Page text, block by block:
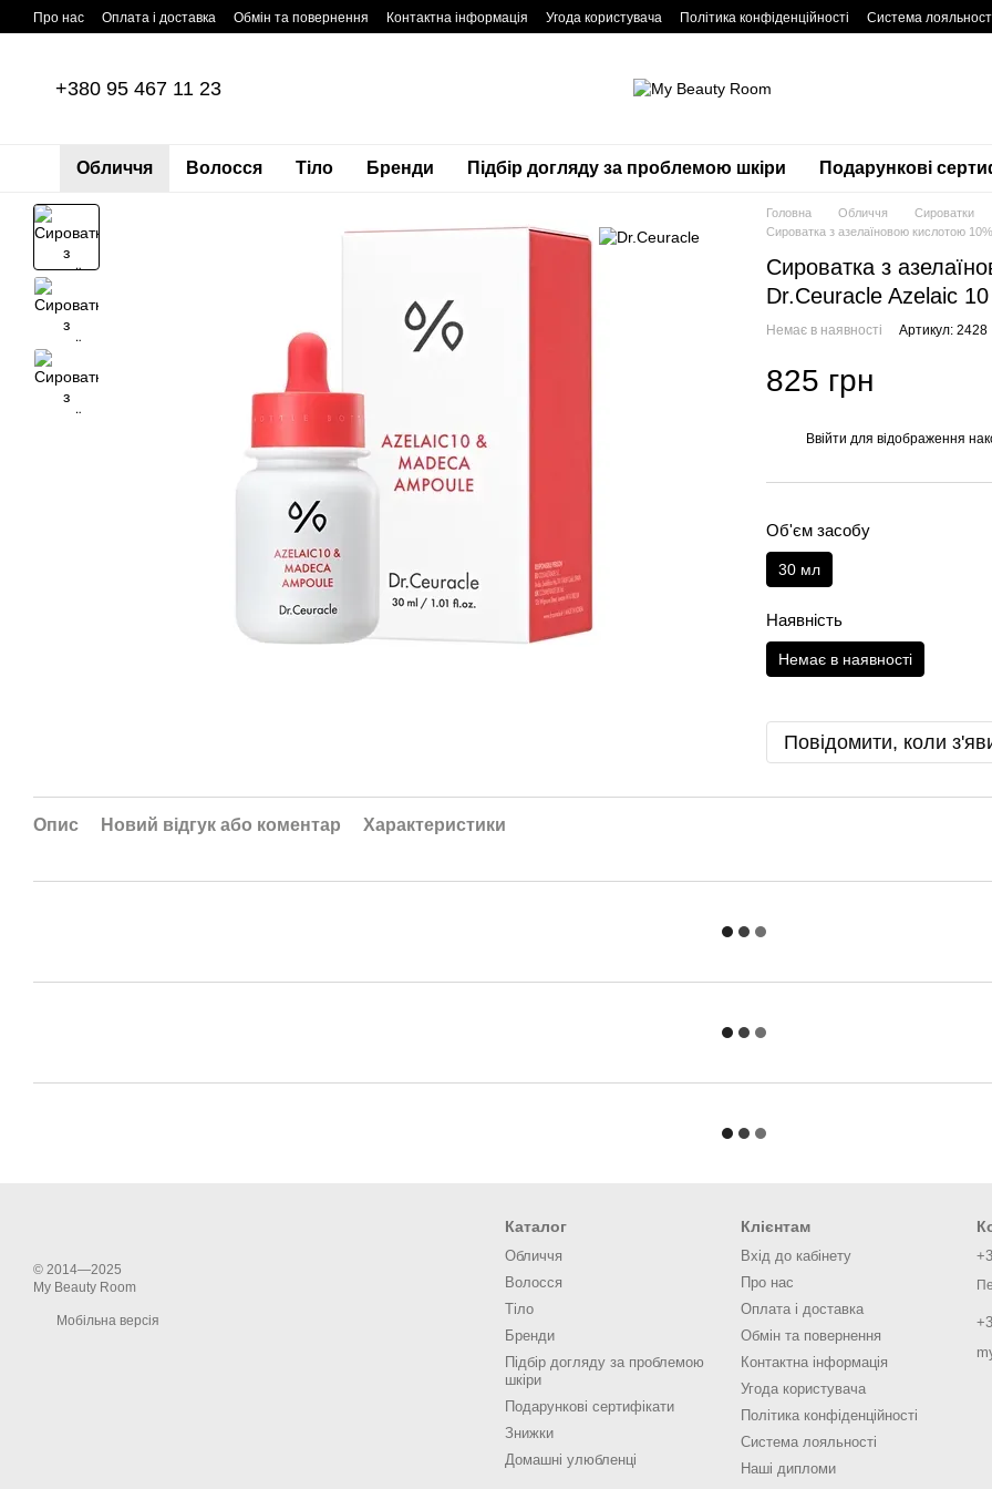
Перейти до основного контенту
Про нас Оплата і доставка Обмін та повернення Контактна інформація Угода користувача Політика конфіденційності Система
+380 95 467 11 23
Обличчя Волосся Тіло Бренди Підбір догляду за проблемою шкіри Подарункові
Головна Обличчя Сироватки
Сироватка з азелаїновою кислотою
Сироватка з
Dr.Ceuracle Azelaic
Немає в наявності Артикул: 2428
825 грн
Ввійти для відображення
Об'єм засобу
30 мл
Наявність
Немає в наявності
Повідомити, коли
Опис Новий відгук або коментар Характеристики
© 2014—2025
My Beauty Room
Мобільна версія
Каталог
Обличчя
Волосся
Тіло
Бренди
Підбір догляду за проблемою
шкіри
Подарункові сертифікати
Знижки
Домашні улюбленці
Клієнтам
Вхід до кабінету
Про нас
Оплата і доставка
Обмін та повернення
Контактна інформація
Угода користувача
Політика конфіденційності
Система лояльності
Наші дипломи